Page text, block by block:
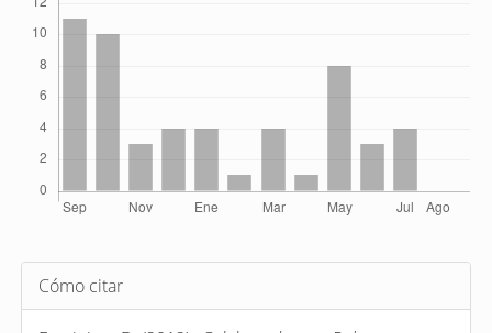
Detalles
delCómo citar